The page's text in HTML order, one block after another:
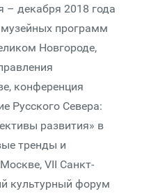
– декабря 2018 года
программ
Новгороде,
конференция
Русского Севера:
развития» в
тренды и
VII Санкт-
культурный форум